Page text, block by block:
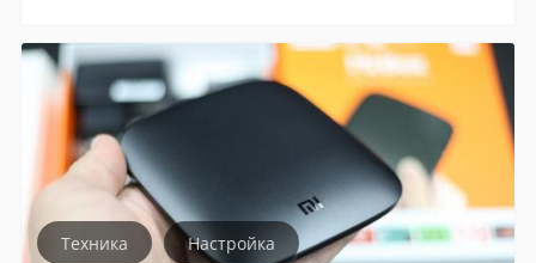
Техника Настройка